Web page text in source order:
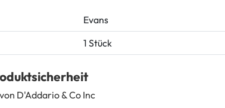
Evans
1 Stück
D'Addario & Co Inc